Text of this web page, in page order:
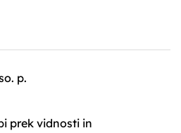
p.
prek vidnosti in